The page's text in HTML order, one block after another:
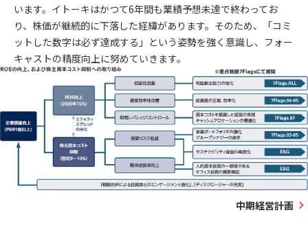
います。イトーキはかつて6年間も業績予想未達で終わってお
り、株価が継続的に下落した経緯があります。そのため、「コミ
ットした数字は必ず達成する」という姿勢を強く意識し、フォー
キャストの精度向上に努めていきます。
中期経営計画